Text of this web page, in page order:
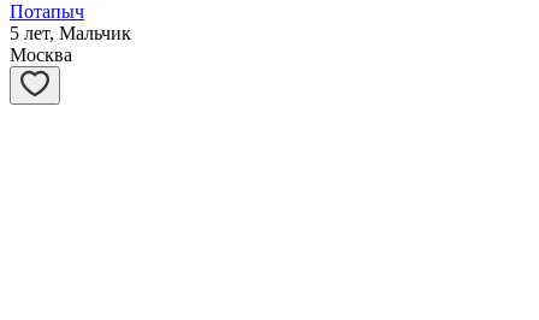
Потапыч
5 лет, Мальчик
Москва